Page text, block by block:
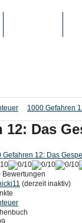
1000 Gefahren
12: Das
Gefahren 12: Das
Bewertungen
(derzeit inaktiv)